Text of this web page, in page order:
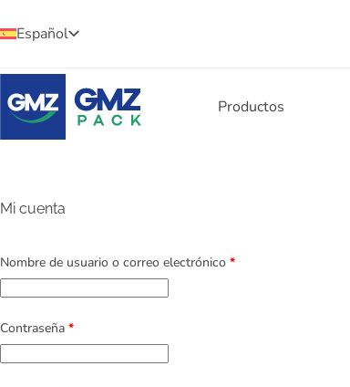
Español
Productos
Mi cuenta
Nombre de usuario o correo electrónico *
Contraseña *